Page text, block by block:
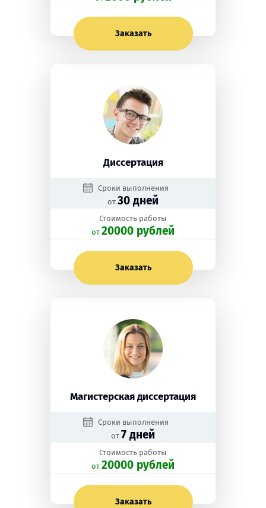
Заказать
Диссертация
Сроки выполнения
от 30 дней
Стоимость работы
oт 20000 рублей
Заказать
Магистерская диссертация
Сроки выполнения
от 7 дней
Стоимость работы
oт 20000 рублей
Заказать